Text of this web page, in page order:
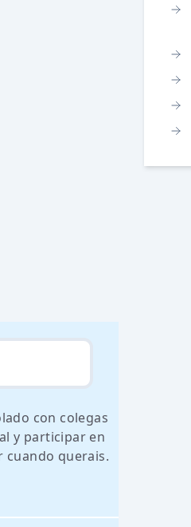
con colegas
y participar en
cuando querais.